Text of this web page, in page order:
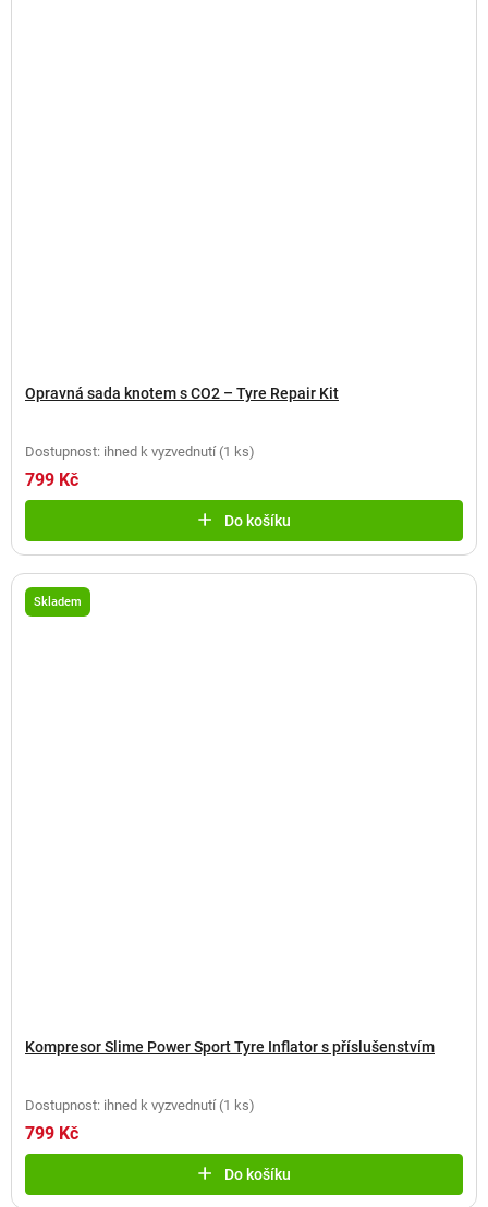
Opravná sada knotem s CO2 – Tyre Repair Kit
Dostupnost: ihned k vyzvednutí (1 ks)
799 Kč
Do košíku
Skladem
Kompresor Slime Power Sport Tyre Inflator s příslušenstvím
Dostupnost: ihned k vyzvednutí (1 ks)
799 Kč
Do košíku